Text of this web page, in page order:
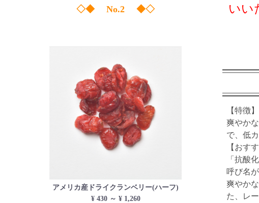
◇◆ No.2 ◆◇
アメリカ産ドライクランベリー(ハーフ)
¥ 430 ～ ¥ 1,260
いい
【特徴】
爽やか
で、低
【おす
「抗酸
呼び名
爽やか
た、レ